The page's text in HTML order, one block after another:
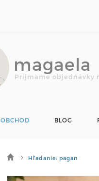
magaela
Príjmame objednávky
OBCHOD BLOG
Hľadanie: pagan